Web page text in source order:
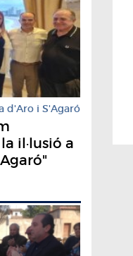
d'Aro i S'Agaró
il·lusió a